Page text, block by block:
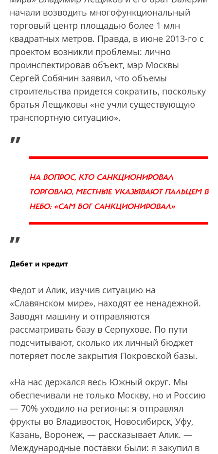
начали возводить многофункциональный
торговый центр площадью более 1 млн
квадратных метров. Правда, в июне 2013-го с
проектом возникли проблемы: лично
проинспектировав объект, мэр Москвы
Сергей Собянин заявил, что объемы
строительства придется сократить, поскольку
братья Лещиковы «не учли существующую
транспортную ситуацию».
„
НА ВОПРОС, КТО САНКЦИОНИРОВАЛ
ТОРГОВЛЮ, МЕСТНЫЕ УКАЗЫВАЮТ ПАЛЬЦЕМ В
НЕБО: «САМ БОГ САНКЦИОНИРОВАЛ»
”
Дебет и кредит
Федот и Алик, изучив ситуацию на
«Славянском мире», находят ее ненадежной.
Заводят машину и отправляются
рассматривать базу в Серпухове. По пути
подсчитывают, сколько их личный бюджет
потеряет после закрытия Покровской базы.
«На нас держался весь Южный округ. Мы
обеспечивали не только Москву, но и Россию
— 70% уходило на регионы: я отправлял
фрукты во Владивосток, Новосибирск, Уфу,
Казань, Воронеж, — рассказывает Алик. —
Международные поставки были: я закупил в